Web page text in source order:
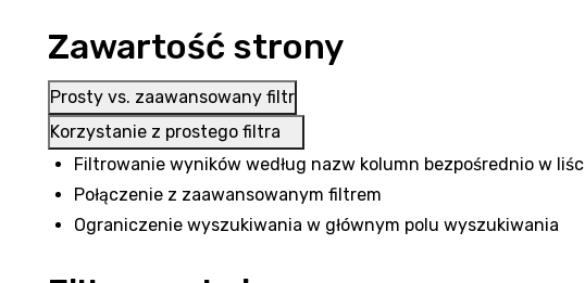
Zawartość strony
Prosty vs. zaawansowany filtr
Korzystanie z prostego filtra
Filtrowanie wyników według nazw kolumn bezpośrednio w
Połączenie z zaawansowanym filtrem
Ograniczenie wyszukiwania w głównym polu wyszukiwania